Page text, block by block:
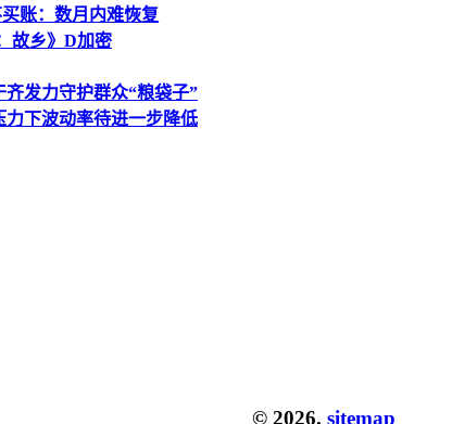
账：数月内难恢复
故乡》D加密
发力守护群众“粮袋子”
下波动率待进一步降低
© 2026. sitemap